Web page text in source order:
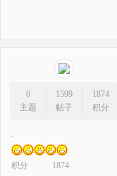
0
主题
1599
帖子
1874
积分
积分 1874